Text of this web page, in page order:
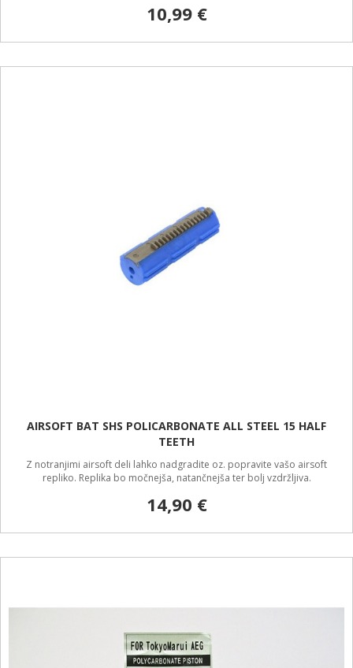
10,99 €
AIRSOFT BAT SHS POLICARBONATE ALL STEEL 15 HALF
TEETH
Z notranjimi airsoft deli lahko nadgradite oz. popravite vašo airsoft
repliko. Replika bo močnejša, natančnejša ter bolj vzdržljiva.
14,90 €